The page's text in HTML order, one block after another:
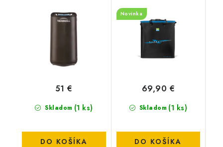
Skladom (1 ks)
51 €
DO KOŠÍKA
Novinka
Skladom (1 ks)
69,90 €
DO KOŠÍKA